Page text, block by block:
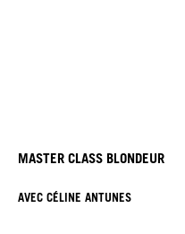
MASTER CLASS BLONDEUR
AVEC CÉLINE ANTUNES